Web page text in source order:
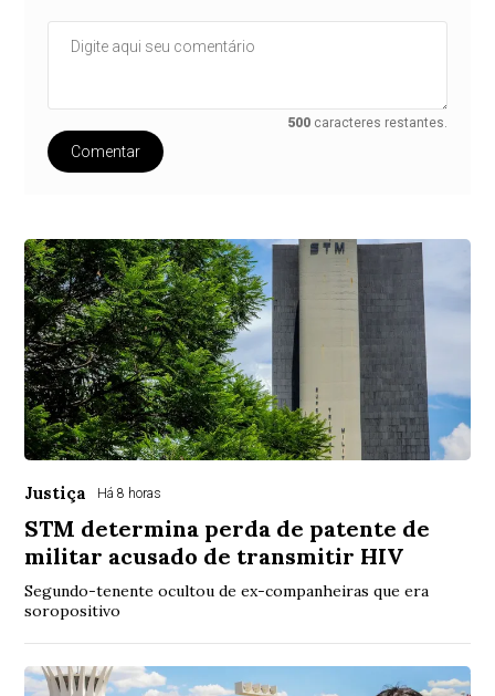
500 caracteres restantes.
Comentar
Justiça Há 8 horas
STM determina perda de patente de
militar acusado de transmitir HIV
Segundo-tenente ocultou de ex-companheiras que era
soropositivo